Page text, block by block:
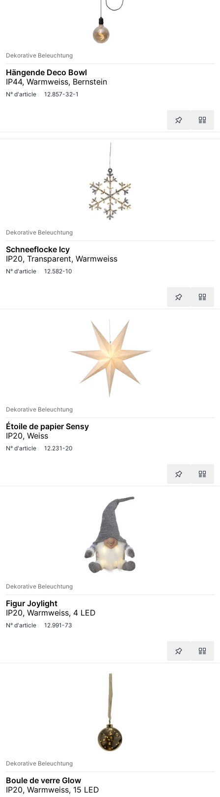
Dekorative Beleuchtung
Hängende Deco Bowl
IP44, Warmweiss, Bernstein
N° d'article 12.857-32-1
Dekorative Beleuchtung
Schneeflocke Icy
IP20, Transparent, Warmweiss
N° d'article 12.582-10
Dekorative Beleuchtung
Étoile de papier Sensy
IP20, Weiss
N° d'article 12.231-20
Dekorative Beleuchtung
Figur Joylight
IP20, Warmweiss, 4 LED
N° d'article 12.991-73
Dekorative Beleuchtung
Boule de verre Glow
IP20, Warmweiss, 15 LED